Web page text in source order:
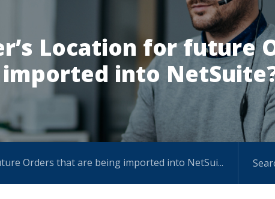
Location for future
imported into
Orders that are being imported into NetSuite?